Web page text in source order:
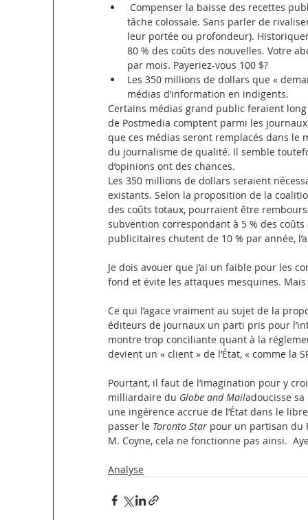
Compenser la baisse des recettes
tâche colossale. Sans parler de
leur portée ou profondeur).
80 % des coûts des nouvelles. Votre
par mois. Payeriez-vous 100 $?
Les 350 millions de dollars que «
médias d’information en indigents.
Certains médias grand public feraient
de Postmedia comptent parmi les
que ces médias seront remplacés dans
du journalisme de qualité. Il semble
d’opinions ont des chances.
Les 350 millions de dollars seraient
existants. Selon la proposition de la
des coûts totaux, pourraient être
subvention correspondant à 5 % des
publicitaires chutent de 10 % par année,
Je dois avouer que j’ai un faible pour les
fond et évite les attaques mesquines.
Ce qui l’agace vraiment au sujet de la
éditeurs de journaux un parti pris pour
montre trop conciliante quant à la
devient un « client » de l’État, « comme la
Pourtant, il faut de l’imagination pour y
milliardaire du Globe and Mailadoucisse
une ingérence accrue de l’État dans le
passer le Toronto Star pour un partisan du
M. Coyne, cela ne fonctionne pas ainsi.
Analyse